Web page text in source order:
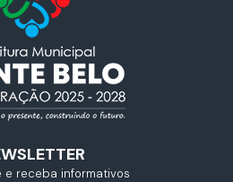
e receba informativos